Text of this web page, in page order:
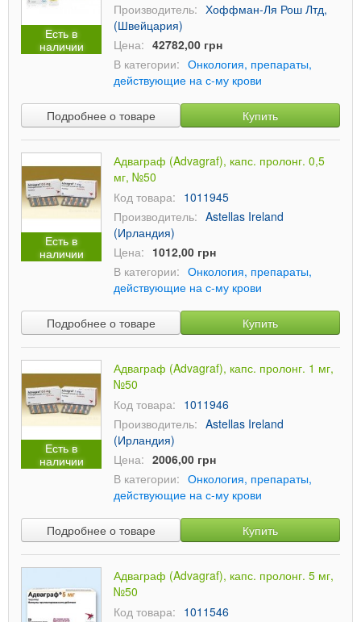
Есть в
наличии
Производитель: Хоффман-Ля Рош Лтд,
(Швейцария)
Цена: 42782,00 грн
В категории: Онкология, препараты,
действующие на с-му крови
Подробнее о товаре Купить
Есть в
наличии
Адваграф (Advagraf), капс. пролонг. 0,5
мг, №50
Код товара: 1011945
Производитель: Astellas Ireland
(Ирландия)
Цена: 1012,00 грн
В категории: Онкология, препараты,
действующие на с-му крови
Подробнее о товаре Купить
Есть в
наличии
Адваграф (Advagraf), капс. пролонг. 1 мг,
№50
Код товара: 1011946
Производитель: Astellas Ireland
(Ирландия)
Цена: 2006,00 грн
В категории: Онкология, препараты,
действующие на с-му крови
Подробнее о товаре Купить
Адваграф (Advagraf), капс. пролонг. 5 мг,
№50
Код товара: 1011546